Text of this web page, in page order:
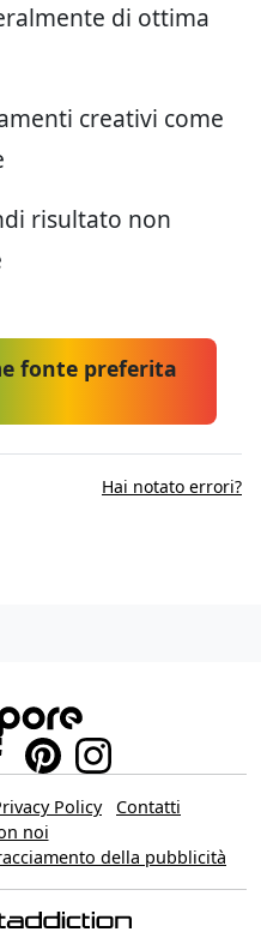
di ottima
creativi come
risultato non
fonte preferita
Hai notato errori?
Policy
Contatti
noi
della pubblicità